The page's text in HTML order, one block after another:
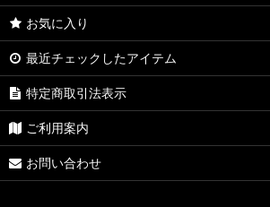
お気に入り
最近チェックしたアイテム
特定商取引法表示
ご利用案内
お問い合わせ